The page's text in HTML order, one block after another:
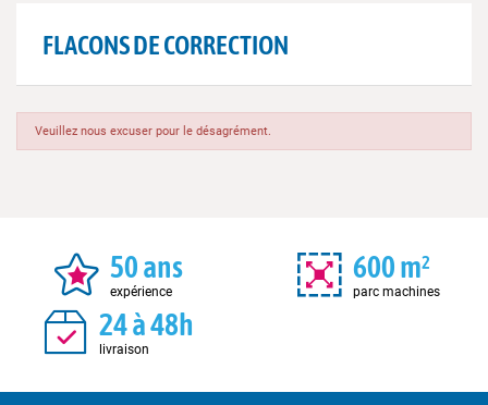
FLACONS DE CORRECTION
Veuillez nous excuser pour le désagrément.
50 ans
expérience
600 m²
parc machines
24 à 48h
livraison